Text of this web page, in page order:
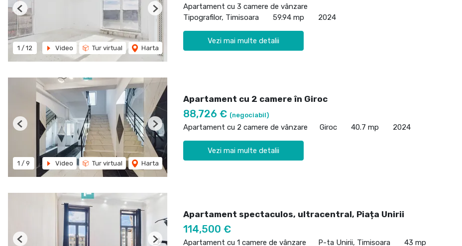
1 / 12 Video Tur virtual Harta
Previous Next
Apartament cu 3 camere de vânzare
Tipografilor, Timisoara
59.94 mp 2024
Vezi mai multe detalii
1 / 9 Video Tur virtual Harta
Previous Next
Apartament cu 2 camere în Giroc
88,726 € (negociabil)
Apartament cu 2 camere de vânzare Giroc 40.7 mp 2024
Vezi mai multe detalii
Previous Next
Apartament spectaculos, ultracentral, Piața Unirii
114,500 €
Apartament cu 1 camere de vânzare P-ta Unirii, Timisoara 43 mp